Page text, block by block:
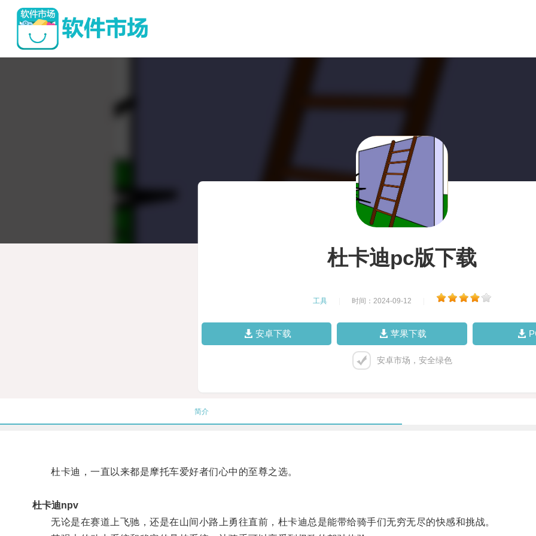
杜卡迪pc版下载
工具 时间：2024-09-12
安卓下载 苹果下载
安卓市场，安全绿色
简介
杜卡迪，一直以来都是摩托车爱好者们心中的至尊之选。
杜卡迪npv
无论是在赛道上飞驰，还是在山间小路上勇往直前，杜卡迪总是能带给骑手们无穷无尽的快感和挑战。